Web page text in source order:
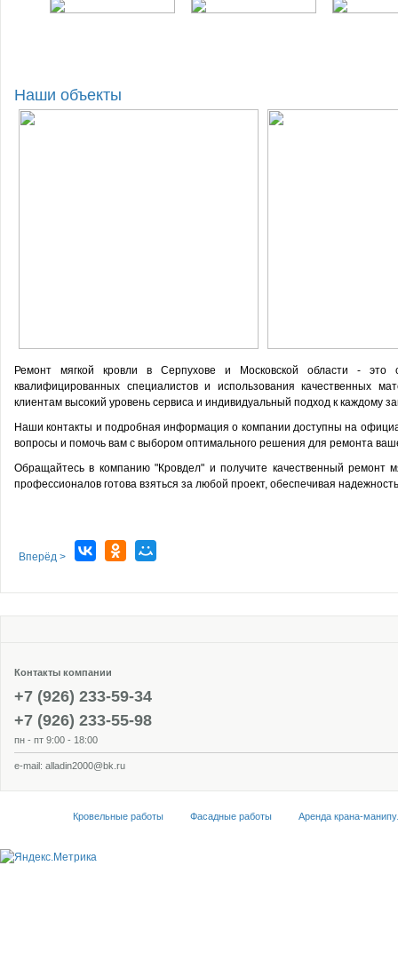
Наши объекты
Ремонт мягкой кровли в Серпухове и Московской области - это
квалифицированных специалистов и использования качественных
клиентам высокий уровень сервиса и индивидуальный подход к каждому
Наши контакты и подробная информация о компании доступны на
вопросы и помочь вам с выбором оптимального решения для ремонта
Обращайтесь в компанию "Кровдел" и получите качественный ремонт
профессионалов готова взяться за любой проект, обеспечивая
Вперёд >
Контакты компании
+7 (926) 233-59-34
+7 (926) 233-55-98
пн - пт 9:00 - 18:00
e-mail: alladin2000@bk.ru
Кровельные работы Фасадные работы Аренда крана-